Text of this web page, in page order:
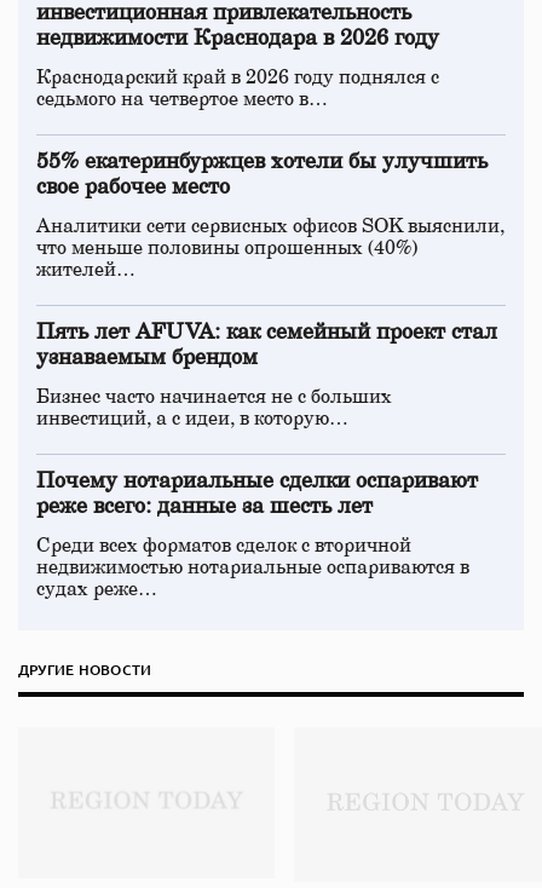
инвестиционная привлекательность
недвижимости Краснодара в 2026 году
Краснодарский край в 2026 году поднялся с
седьмого на четвертое место в…
55% екатеринбуржцев хотели бы улучшить
свое рабочее место
Аналитики сети сервисных офисов SOK выяснили,
что меньше половины опрошенных (40%)
жителей…
Пять лет AFUVA: как семейный проект стал
узнаваемым брендом
Бизнес часто начинается не с больших
инвестиций, а с идеи, в которую…
Почему нотариальные сделки оспаривают
реже всего: данные за шесть лет
Среди всех форматов сделок с вторичной
недвижимостью нотариальные оспариваются в
судах реже…
ДРУГИЕ НОВОСТИ